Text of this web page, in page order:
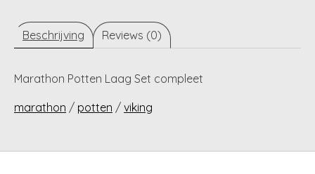
Beschrijving Reviews (0)
Marathon Potten Laag Set compleet
marathon / potten / viking